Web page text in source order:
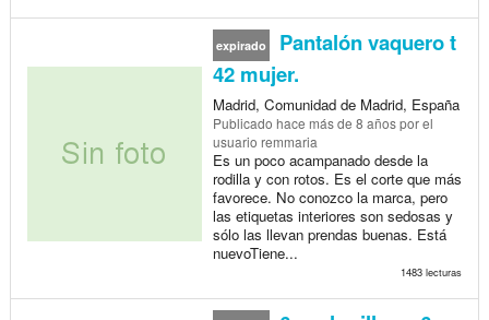
expirado
Pantalón vaquero t
42 mujer.
Madrid, Comunidad de Madrid, España
Publicado hace más de 8 añospor el
usuario remmaria
Es un poco acampanado desde la
rodilla y con rotos. Es el corte que más
favorece. No conozco la marca, pero
las etiquetas interiores son sedosas y
sólo las llevan prendas buenas. Está
nuevoTiene...
1483 lecturas